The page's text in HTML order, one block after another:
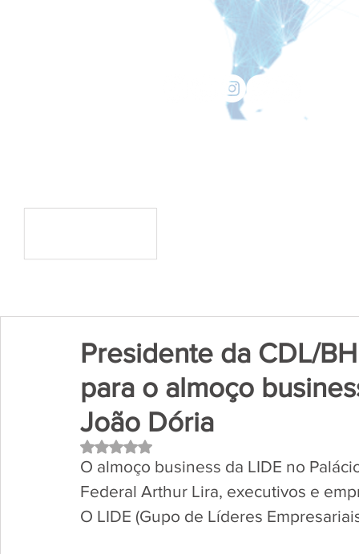
Presidente da CDL/
para o almoço
João Dória
Avaliado com NaN de 5 estrelas.
O almoço business da LIDE no
Federal Arthur Lira, executivos e
O LIDE (Gupo de Líderes